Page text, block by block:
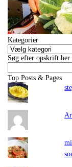
Kategorier
Kategorier
Søg efter opskrift her
Top Posts & Pages